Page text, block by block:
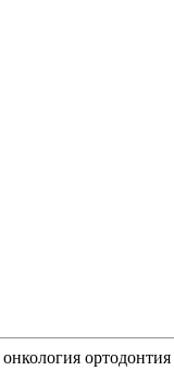
онкология ортодонтия